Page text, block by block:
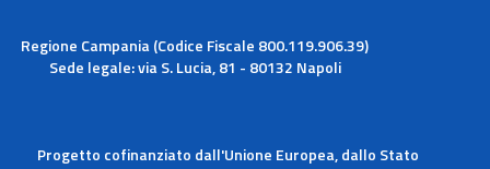
Regione Campania (Codice Fiscale 800.119.906.39)
Sede legale: via S. Lucia, 81 - 80132 Napoli
Progetto cofinanziato dall'Unione Europea, dallo Stato